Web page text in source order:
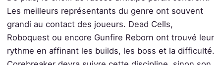
Les meilleurs représentants du genre ont souvent
grandi au contact des joueurs. Dead Cells,
Roboquest ou encore Gunfire Reborn ont trouvé leur
rythme en affinant les builds, les boss et la difficulté.